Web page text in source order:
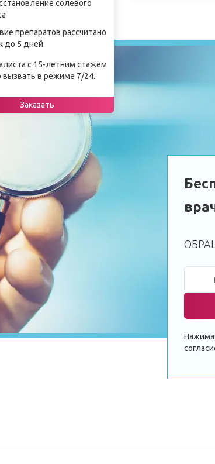
солевого
препаратов рассчитано
до 5 дней.
с 15-летним стажем
в режиме 7/24.
Заказать